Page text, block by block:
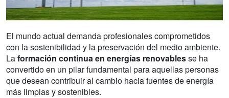
El mundo actual demanda profesionales comprometidos
con la sostenibilidad y la preservación del medio ambiente.
Laformación continua en energías renovablesse ha
convertido en un pilar fundamental para aquellas personas
que desean contribuir al cambio hacia fuentes de energía
más limpias y sostenibles.